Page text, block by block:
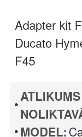
Adapter kit
Ducato
F45
MODEL: